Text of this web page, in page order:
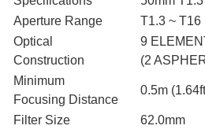
Aperture Range
T1.3 ~ T16
Optical
Construction
9
(2
Minimum
Focusing Distance
0.5m
Filter Size
62.0mm